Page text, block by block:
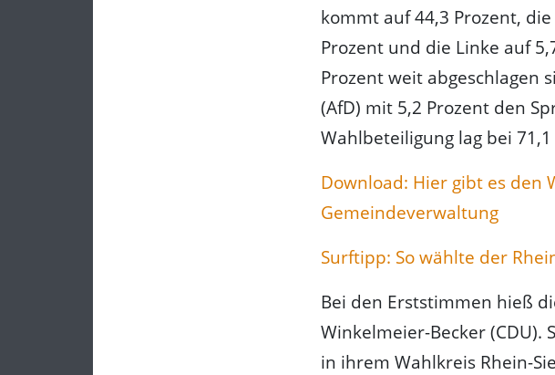
kommt auf 44,3 Prozent,
Prozent und die Linke auf
Prozent weit abgeschlagen
(AfD) mit 5,2 Prozent den
Wahlbeteiligung lag bei
Download: Hier gibt es den
Gemeindeverwaltung
Surftipp: So wählte der
Bei den Erststimmen hieß
Winkelmeier-Becker (CDU).
in ihrem Wahlkreis Rhein-